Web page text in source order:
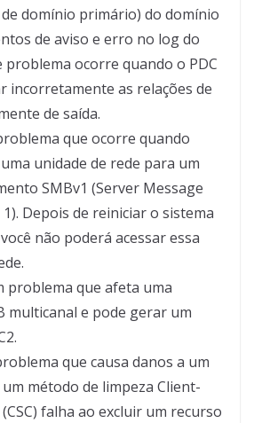
domínio primário) do domínio
de aviso e erro no log do
problema ocorre quando o PDC
incorretamente as relações de
de saída.
que ocorre quando
unidade de rede para um
SMBv1 (Server Message
Depois de reiniciar o sistema
não poderá acessar essa
problema que afeta uma
multicanal e pode gerar um
que causa danos a um
método de limpeza Client-
falha ao excluir um recurso